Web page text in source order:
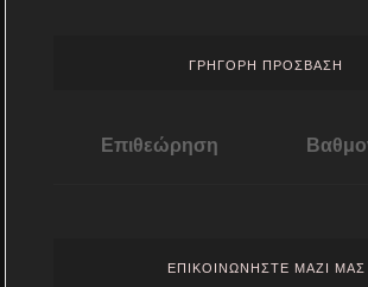
ΓΡΗΓΟΡΗ ΠΡΟΣΒΑΣΗ
Επιθεώρηση
ΕΠΙΚΟΙΝΩΝΗΣΤΕ ΜΑΖΙ ΜΑΣ